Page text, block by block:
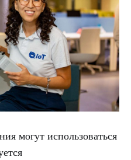
могут использоваться